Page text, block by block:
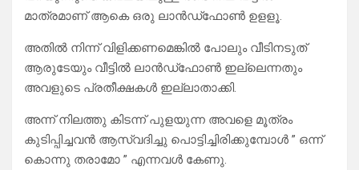
മാത്രമാണ് ആകെ ഒരു ലാൻഡ്ഫോൺ ഉളളൂ.
അതിൽ നിന്ന് വിളിക്കണമെങ്കിൽ പോലും വീടിനടുത്
ആരുടേയും വീട്ടിൽ ലാൻഡ്ഫോൺ ഇല്ലെന്നതും
അവളുടെ പ്രതീക്ഷകൾ ഇല്ലാതാക്കി.
അന്ന് നിലത്തു കിടന്ന് പുളയുന്ന അവളെ മൂത്രം
കുടിപ്പിച്ചവൻ ആസ്വദിച്ചു പൊട്ടിച്ചിരിക്കുമ്പോൾ ” ഒന്ന്
കൊന്നു തരാമോ ” എന്നവൾ കേണു.